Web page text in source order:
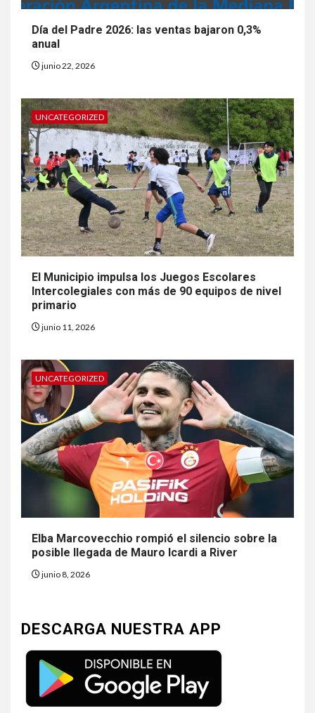
Día del Padre 2026: las ventas bajaron 0,3%
anual
junio 22, 2026
UNCATEGORIZED
El Municipio impulsa los Juegos Escolares
Intercolegiales con más de 90 equipos de nivel
primario
junio 11, 2026
UNCATEGORIZED
Elba Marcovecchio rompió el silencio sobre la
posible llegada de Mauro Icardi a River
junio 8, 2026
DESCARGA NUESTRA APP